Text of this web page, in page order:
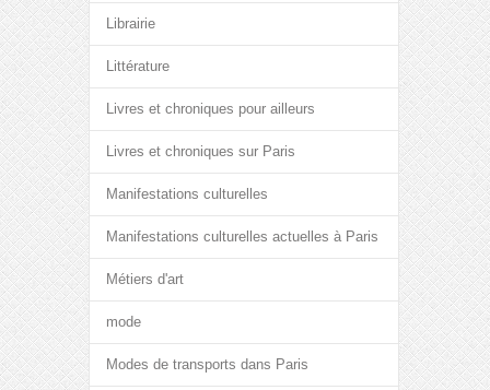
Librairie
Littérature
Livres et chroniques pour ailleurs
Livres et chroniques sur Paris
Manifestations culturelles
Manifestations culturelles actuelles à Paris
Métiers d'art
mode
Modes de transports dans Paris